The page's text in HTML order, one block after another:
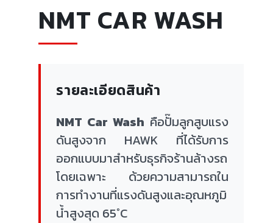
NMT CAR WASH
รายละเอียดสินค้า
NMT Car Wash คือปั๊มลูกสูบแรง
ดันสูงจาก HAWK ที่ได้รับการ
ออกแบบมาสำหรับธุรกิจร้านล้างรถ
โดยเฉพาะ ด้วยความสามารถใน
การทำงานที่แรงดันสูงและอุณหภูมิ
น้ำสูงสุด 65°C